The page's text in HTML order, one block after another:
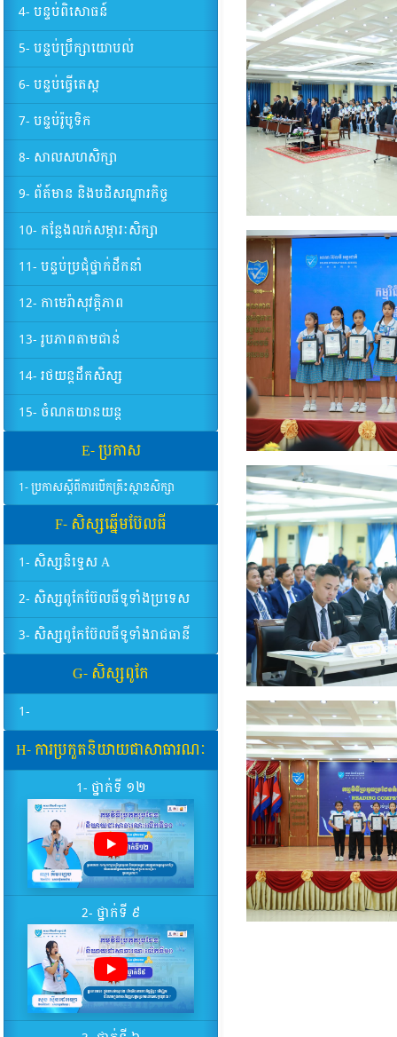
4- បន្ទប់ពិសោធន៍
5- បន្ទប់ប្រឹក្សាយោបល់
6- បន្ទប់ធ្វើតេស្ត
7- បន្ទប់រ៉ូបូទិក
8- សាលសហសិក្សា
9- ព័ត៍មាន និងបដិសណ្ឋារកិច្ច
10- កន្លែងលក់សម្ភារៈសិក្សា
11- បន្ទប់ប្រជុំថ្នាក់ដឹកនាំ
12- កាមេរ៉ាសុវត្តិភាព
13- រូបភាពតាមជាន់
14- រថយន្តដឹកសិស្ស
15- ចំណតយានយន្ត
E- ប្រកាស
1- ប្រកាសស្តីពីការបើកគ្រឹះស្ថានសិក្សា
F- សិស្សឆ្នើមប៊ែលធី
1- សិស្សនិទ្ទេស A
2- សិស្សពូកែប៊ែលធីទូទាំងប្រទេស
3- សិស្សពូកែប៊ែលធីទូទាំងរាជធានី
G- សិស្សពូកែ
1-
H- ការប្រកួតនិយាយជាសាធារណៈ
1- ថ្នាក់ទី ១២
2- ថ្នាក់ទី ៩